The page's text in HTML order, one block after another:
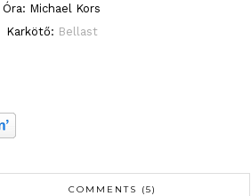
Óra: Michael Kors
Karkötő: Bellast
COMMENTS (5)